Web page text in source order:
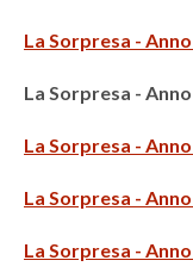
La Sorpresa -
La Sorpresa - Anno
La Sorpresa -
La Sorpresa -
La Sorpresa -